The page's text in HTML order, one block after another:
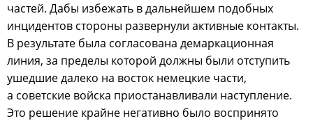
частей. Дабы избежать в дальнейшем подобных
инцидентов стороны развернули активные контакты.
В результате была согласована демаркационная
линия, за пределы которой должны были отступить
ушедшие далеко на восток немецкие части,
а советские войска приостанавливали наступление.
Это решение крайне негативно было воспринято